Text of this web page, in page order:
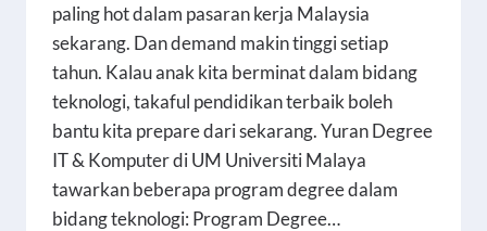
paling hot dalam pasaran kerja Malaysia
sekarang. Dan demand makin tinggi setiap
tahun. Kalau anak kita berminat dalam bidang
teknologi, takaful pendidikan terbaik boleh
bantu kita prepare dari sekarang. Yuran Degree
IT & Komputer di UM Universiti Malaya
tawarkan beberapa program degree dalam
bidang teknologi: Program Degree…